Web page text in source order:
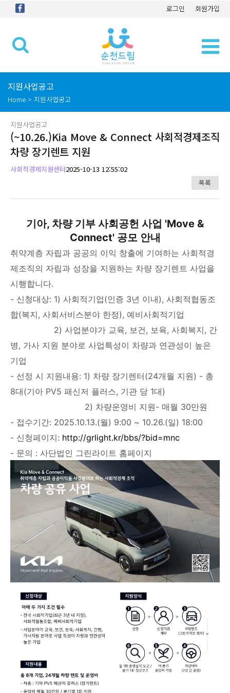
로그인 회원가입
지원사업공고
Home > 지원사업공고
지원사업공고
(~10.26.)Kia Move & Connect 사회적경제조직
차량 장기렌트 지원
사회적경제지원센터2025-10-13 12:55:02
목록
기아, 차량 기부 사회공헌 사업 'Move &
Connect' 공모 안내
취약계층 자립과 공공의 이익 창출에 기여하는 사회적경
제조직의 자립과 성장을 지원하는 차량 장기렌트 사업을
시행합니다.
- 신청대상: 1) 사회적기업(인증 3년 이내), 사회적협동조
합(복지, 사회서비스분야 한정), 예비사회적기업
2) 사업분야가 교육, 보건, 보육, 사회복지, 간
병, 가사 지원 분야로 사업특성이 차량과 연관성이 높은
기업
- 선정 시 지원내용: 1) 차량 장기렌터(24개월 지원) - 총
8대(기아 PV5 패신저 플러스, 기관 당 1대)
2) 차량운영비 지원- 매월 30만원
- 접수기간: 2025.10.13.(월) 9:00 ~ 10.26.(일) 18:00
- 신청페이지: http://grlight.kr/bbs/?bid=mnc
- 문의 : 사단법인 그린라이트 홈페이지